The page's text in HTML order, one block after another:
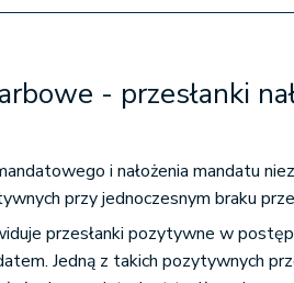
- przesłanki
i nałożenia mandatu
przy jednoczesnym braku
przesłanki pozytywne w
Jedną z takich pozytywnych